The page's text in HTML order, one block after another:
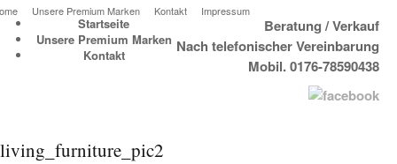
Unsere Premium Marken Kontakt Impressum
Beratung / Verkauf
Nach telefonischer Vereinbarung
Mobil. 0176-78590438
Startseite
Unsere Premium Marken
Kontakt
living_furniture_pic2